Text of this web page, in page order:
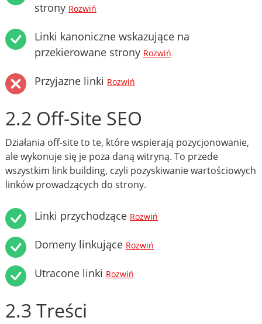
strony Rozwiń
Linki kanoniczne wskazujące na
przekierowane strony Rozwiń
Przyjazne linki Rozwiń
2.2 Off-Site SEO
Działania off-site to te, które wspierają pozycjonowanie,
ale wykonuje się je poza daną witryną. To przede
wszystkim link building, czyli pozyskiwanie wartościowych
linków prowadzących do strony.
Linki przychodzące Rozwiń
Domeny linkujące Rozwiń
Utracone linki Rozwiń
2.3 Treści